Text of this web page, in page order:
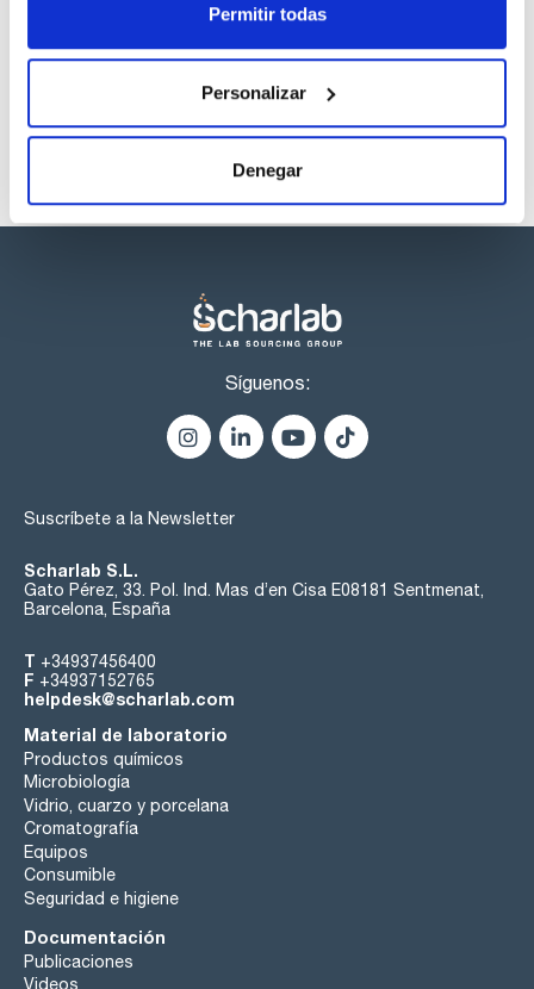
Permitir todas
Personalizar
Denegar
Los productos marcados con esta imagen son
listos para una entrega inmediata.
Síguenos:
Suscríbete a la Newsletter
Scharlab S.L.
Gato Pérez, 33. Pol. Ind. Mas d’en Cisa E08181 Sentmenat,
Barcelona, España
T +34937456400
F +34937152765
helpdesk@scharlab.com
Material de laboratorio
Productos químicos
Microbiología
Vidrio, cuarzo y porcelana
Cromatografía
Equipos
Consumible
Seguridad e higiene
Documentación
Publicaciones
Videos